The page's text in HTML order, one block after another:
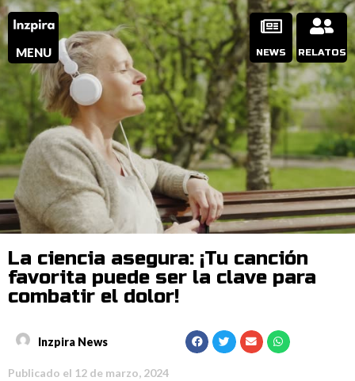
MENU NEWS RELATOS
La ciencia asegura: ¡Tu canción
favorita puede ser la clave para
combatir el dolor!
Inzpira News
Publicado el 12 de marzo, 2024